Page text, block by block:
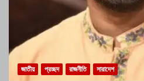
জাতীয় প্রচ্ছদ রাজনীতি সারাদেশ